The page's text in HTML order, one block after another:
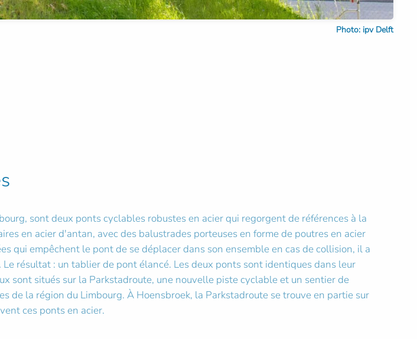
Photo: ipv Delft
sont deux ponts cyclables robustes en acier qui regorgent de références à la
en acier d'antan, avec des balustrades porteuses en forme de poutres en acier
qui empêchent le pont de se déplacer dans son ensemble en cas de collision, il a
résultat : un tablier de pont élancé. Les deux ponts sont identiques dans leur
sont situés sur la Parkstadroute, une nouvelle piste cyclable et un sentier de
la région du Limbourg. À Hoensbroek, la Parkstadroute se trouve en partie sur
ces ponts en acier.